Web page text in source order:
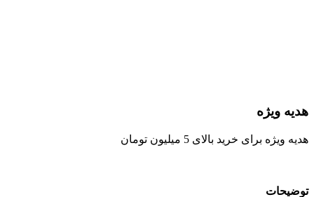
هدیه ویژه
هدیه ویژه برای خرید بالای 5 میلیون تومان
توضیحات